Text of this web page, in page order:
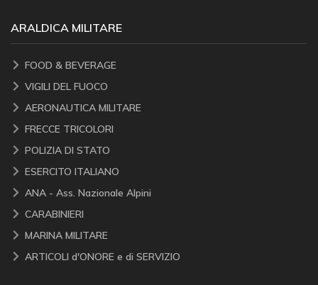
ARALDICA MILITARE
FOOD & BEVERAGE
VIGILI DEL FUOCO
AERONAUTICA MILITARE
FRECCE TRICOLORI
POLIZIA DI STATO
ESERCITO ITALIANO
ANA - Ass. Nazionale Alpini
CARABINIERI
MARINA MILITARE
ARTICOLI d'ONORE e di SERVIZIO